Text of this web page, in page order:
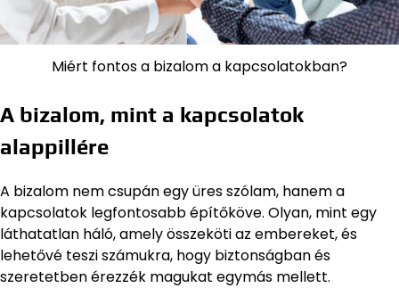
Miért fontos a bizalom a kapcsolatokban?
A bizalom, mint a kapcsolatok
alappillére
A bizalom nem csupán egy üres szólam, hanem a
kapcsolatok legfontosabb építőköve. Olyan, mint egy
láthatatlan háló, amely összeköti az embereket, és
lehetővé teszi számukra, hogy biztonságban és
szeretetben érezzék magukat egymás mellett.